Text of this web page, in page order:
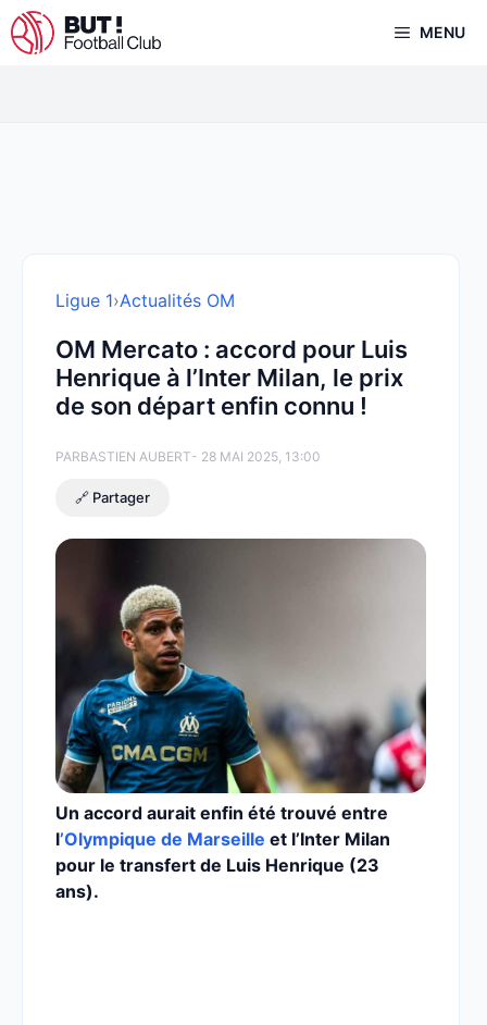
Aller
au
MENU
Ligue 1›Actualités OM
OM Mercato : accord pour Luis
Henrique à l’Inter Milan, le prix
de son départ enfin connu !
PARBASTIEN AUBERT- 28 MAI 2025, 13:00
🔗 Partager
Un accord aurait enfin été trouvé entre
l’Olympique de Marseille et l’Inter Milan
pour le transfert de Luis Henrique (23
ans).